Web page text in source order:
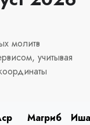
молитв
учитывая
Магриб Иша